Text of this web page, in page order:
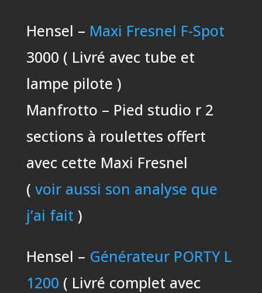
Hensel – Maxi Fresnel F-Spot
3000 ( Livré avec tube et
lampe pilote )
Manfrotto – Pied studio r 2
sections à roulettes offert
avec cette Maxi Fresnel
( voir aussi son analyse que
j’ai fait )
Hensel – Générateur PORTY L
1200 ( Livré complet avec